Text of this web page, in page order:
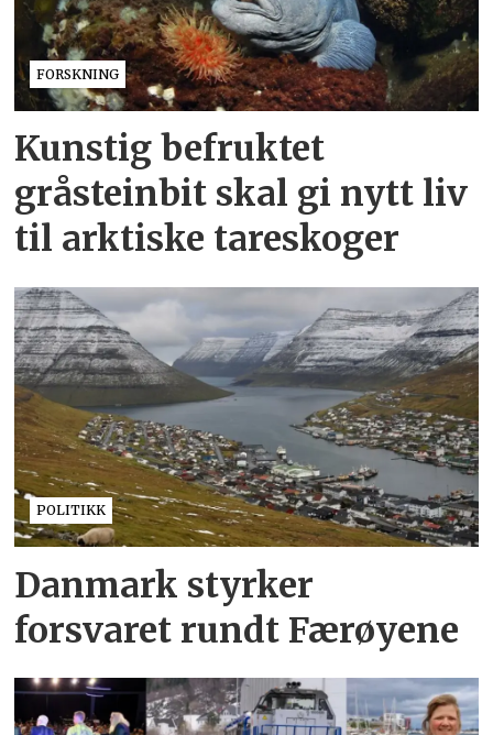
FORSKNING
Kunstig befruktet
gråsteinbit skal gi nytt liv
til arktiske tareskoger
POLITIKK
Danmark styrker
forsvaret rundt Færøyene